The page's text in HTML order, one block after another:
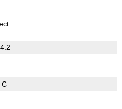
C